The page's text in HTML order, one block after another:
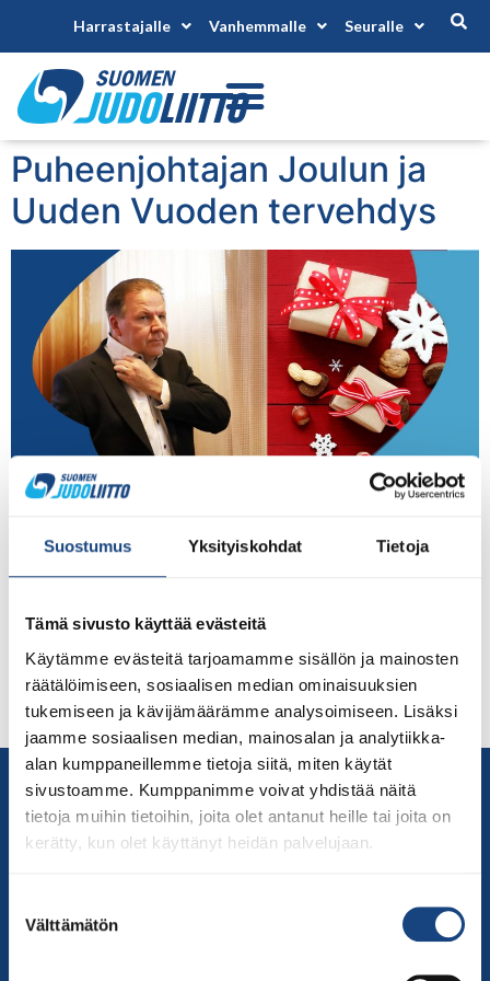
Suostumus Yksityiskohdat Tietoja
Tämä sivusto käyttää evästeitä
Käytämme evästeitä tarjoamamme sisällön ja mainosten
räätälöimiseen, sosiaalisen median ominaisuuksien
tukemiseen ja kävijämäärämme analysoimiseen. Lisäksi
jaamme sosiaalisen median, mainosalan ja analytiikka-
alan kumppaneillemme tietoja siitä, miten käytät
sivustoamme. Kumppanimme voivat yhdistää näitä
tietoja muihin tietoihin, joita olet antanut heille tai joita on
kerätty, kun olet käyttänyt heidän palvelujaan.
valinta
Välttämätön
Harrastajalle Vanhemmalle Seuralle
Puheenjohtajan Joulun ja
Uuden Vuoden tervehdys
Kun vuosi alkaa olemaan jo lopuillaan, haluan kiittää ja
ollut jälleen vaikea, olemme kuitenkin saaneet
järjestettyä erilaista judotoimintaa ympäri Suomen.
seurojen vastuuhenkilöille, harrastajille, urheilijoille,
valiokuntien jäsenille, valmentajille, tuomareille sekä
liiton hallitukselle ja työntekijöille. Onnittelut myös
kaikille mitalisteille ja erilaisten […]
Yhteystiedot
Suomen Judoliitto
Olympiastadion